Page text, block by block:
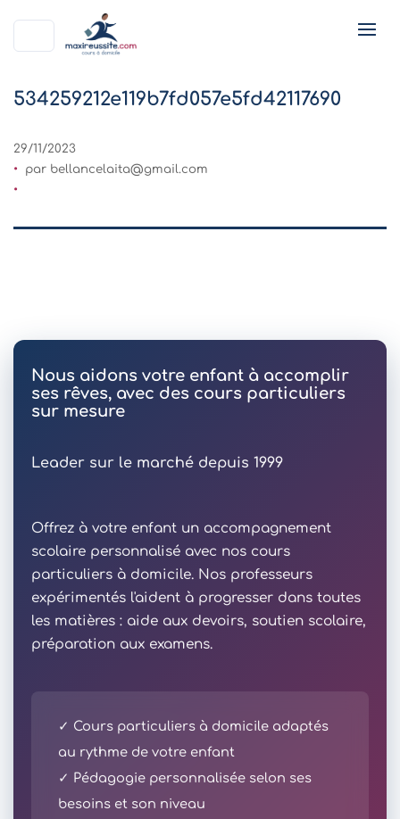
534259212e119b7fd057e5fd42117690
29/11/2023
par bellancelaita@gmail.com
Nous aidons votre enfant à accomplir
ses rêves, avec des cours particuliers
sur mesure
Leader sur le marché depuis 1999
Offrez à votre enfant un accompagnement
scolaire personnalisé avec nos cours
particuliers à domicile. Nos professeurs
expérimentés l'aident à progresser dans toutes
les matières : aide aux devoirs, soutien scolaire,
préparation aux examens.
✓ Cours particuliers à domicile adaptés
au rythme de votre enfant
✓ Pédagogie personnalisée selon ses
besoins et son niveau